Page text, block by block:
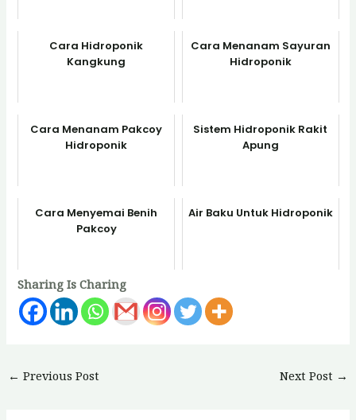
Cara Hidroponik
Kangkung
Cara Menanam Sayuran
Hidroponik
Cara Menanam Pakcoy
Hidroponik
Sistem Hidroponik Rakit
Apung
Cara Menyemai Benih
Pakcoy
Air Baku Untuk Hidroponik
Sharing Is Charing
Post
← Previous Post Next Post →